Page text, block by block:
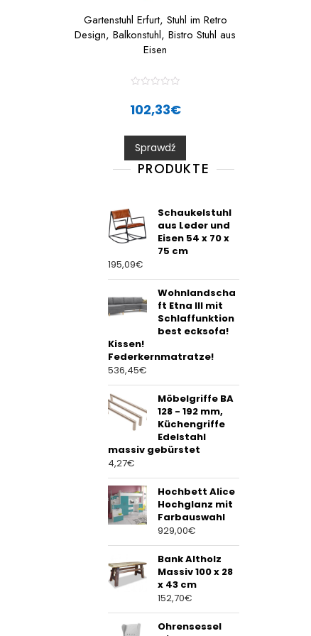
Gartenstuhl Erfurt, Stuhl im Retro
Design, Balkonstuhl, Bistro Stuhl aus
Eisen
0
o
u
t
102,33€
Sprawdź
PRODUKTE
Schaukelstuhl
aus Leder und
Eisen 54 x 70 x
75 cm
195,09€
Wohnlandscha
ft Etna III mit
Schlaffunktion
best ecksofa!
Kissen!
Federkernmatratze!
536,45€
Möbelgriffe BA
128 - 192 mm,
Küchengriffe
Edelstahl
massiv gebürstet
4,27€
Hochbett Alice
Hochglanz mit
Farbauswahl
929,00€
Bank Altholz
Massiv 100 x 28
x 43 cm
152,70€
Ohrensessel